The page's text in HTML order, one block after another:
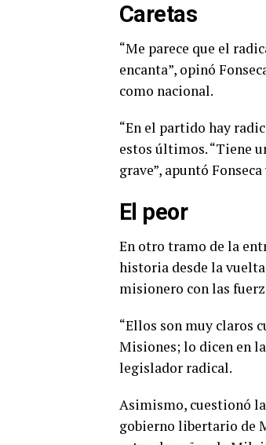
Caretas
“Me parece que el
encanta”, opinó
como nacional.
“En el partido hay
estos últimos. “Tiene
grave”, apuntó
El peor
En otro tramo de la
historia desde la
misionero con las
“Ellos son muy claros
Misiones; lo dicen en
legislador radical.
Asimismo, cuestionó
gobierno libertario de